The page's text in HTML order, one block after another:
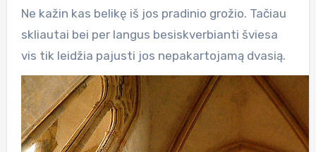
Ne kažin kas belikę iš jos pradinio grožio. Tačiau
skliautai bei per langus besiskverbianti šviesa
vis tik leidžia pajusti jos nepakartojamą dvasią.